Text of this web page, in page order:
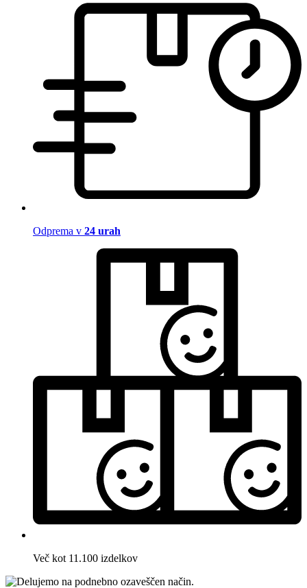
Odprema v 24 urah
Več kot 11.100 izdelkov